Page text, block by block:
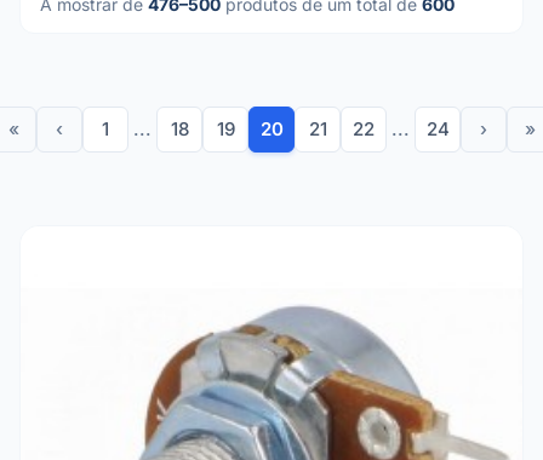
A mostrar de 476–500 produtos de um total de 600
« ‹ 1 ... 18 19 20 21 22 ... 24 › »